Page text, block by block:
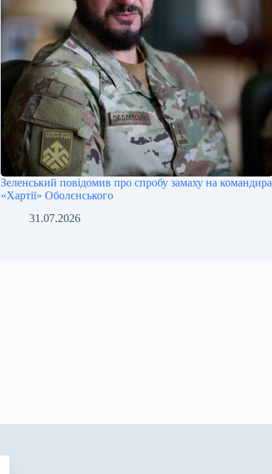
Зеленський повідомив про спробу замаху на командира
«Хартії» Оболєнського
31.07.2026